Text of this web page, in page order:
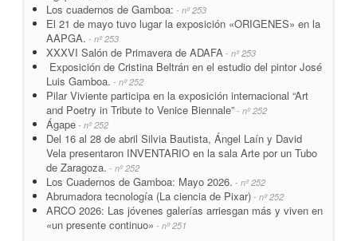
Los cuadernos de Gamboa: - nº 253
El 21 de mayo tuvo lugar la exposición «ORIGENES» en la
AAPGA. - nº 253
XXXVI Salón de Primavera de ADAFA - nº 253
Exposición de Cristina Beltrán en el estudio del pintor José
Luis Gamboa. - nº 252
Pilar Viviente participa en la exposición internacional “Art
and Poetry in Tribute to Venice Biennale” - nº 252
Ágape - nº 252
Del 16 al 28 de abril Silvia Bautista, Ángel Laín y David
Vela presentaron INVENTARIO en la sala Arte por un Tubo
de Zaragoza. - nº 252
Los Cuadernos de Gamboa: Mayo 2026. - nº 252
Abrumadora tecnología (La ciencia de Pixar) - nº 252
ARCO 2026: Las jóvenes galerías arriesgan más y viven en
«un presente continuo» - nº 251